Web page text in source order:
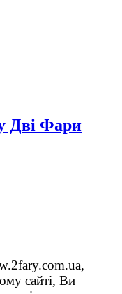
Дві Фари
сайті, Ви